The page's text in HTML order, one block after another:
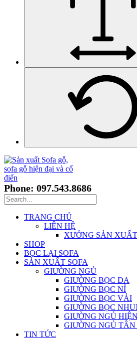
Phone: 097.543.8686
TRANG CHỦ
LIÊN HỆ
XƯỞNG SẢN
SHOP
BỌC LẠI SOFA
SẢN XUẤT SOFA
GIƯỜNG NGỦ
GIƯỜNG BỌC DA
GIƯỜNG BỌC NỈ
GIƯỜNG BỌC VẢI
GIƯỜNG BỌC
GIƯỜNG NGỦ
GIƯỜNG NGỦ
TIN TỨC